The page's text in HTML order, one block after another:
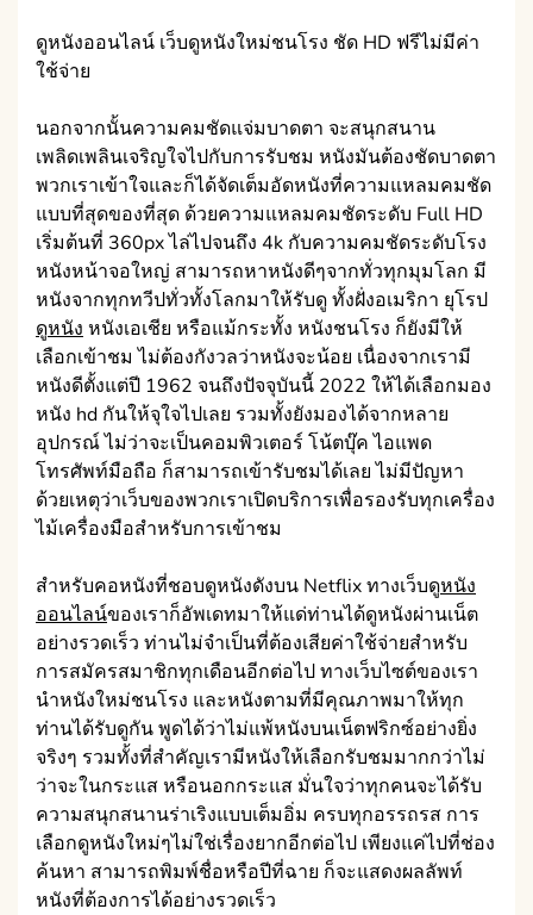
ดูหนังออนไลน์ เว็บดูหนังใหม่ชนโรง ชัด HD ฟรีไม่มีค่า
ใช้จ่าย
นอกจากนั้นความคมชัดแจ่มบาดตา จะสนุกสนาน
เพลิดเพลินเจริญใจไปกับการรับชม หนังมันต้องชัดบาดตา
พวกเราเข้าใจและก็ได้จัดเต็มอัดหนังที่ความแหลมคมชัด
แบบที่สุดของที่สุด ด้วยความแหลมคมชัดระดับ Full HD
เริ่มต้นที่ 360px ไล่ไปจนถึง 4k กับความคมชัดระดับโรง
หนังหน้าจอใหญ่ สามารถหาหนังดีๆจากทั่วทุกมุมโลก มี
หนังจากทุกทวีปทั่วทั้งโลกมาให้รับดู ทั้งฝั่งอเมริกา ยุโรป
ดูหนัง หนังเอเชีย หรือแม้กระทั้ง หนังชนโรง ก็ยังมีให้
เลือกเข้าชม ไม่ต้องกังวลว่าหนังจะน้อย เนื่องจากเรามี
หนังดีตั้งแต่ปี 1962 จนถึงปัจจุบันนี้ 2022 ให้ได้เลือกมอง
หนัง hd กันให้จุใจไปเลย รวมทั้งยังมองได้จากหลาย
อุปกรณ์ ไม่ว่าจะเป็นคอมพิวเตอร์ โน้ตบุ๊ค ไอแพด
โทรศัพท์มือถือ ก็สามารถเข้ารับชมได้เลย ไม่มีปัญหา
ด้วยเหตุว่าเว็บของพวกเราเปิดบริการเพื่อรองรับทุกเครื่อง
ไม้เครื่องมือสำหรับการเข้าชม
สำหรับคอหนังที่ชอบดูหนังดังบน Netflix ทางเว็บดูหนัง
ออนไลน์ของเราก็อัพเดทมาให้แด่ท่านได้ดูหนังผ่านเน็ต
อย่างรวดเร็ว ท่านไม่จำเป็นที่ต้องเสียค่าใช้จ่ายสำหรับ
การสมัครสมาชิกทุกเดือนอีกต่อไป ทางเว็บไซต์ของเรา
นำหนังใหม่ชนโรง และหนังตามที่มีคุณภาพมาให้ทุก
ท่านได้รับดูกัน พูดได้ว่าไม่แพ้หนังบนเน็ตฟริกซ์อย่างยิ่ง
จริงๆ รวมทั้งที่สำคัญเรามีหนังให้เลือกรับชมมากกว่าไม่
ว่าจะในกระแส หรือนอกกระแส มั่นใจว่าทุกคนจะได้รับ
ความสนุกสนานร่าเริงแบบเต็มอิ่ม ครบทุกอรรถรส การ
เลือกดูหนังใหม่ๆไม่ใช่เรื่องยากอีกต่อไป เพียงแค่ไปที่ช่อง
ค้นหา สามารถพิมพ์ชื่อหรือปีที่ฉาย ก็จะแสดงผลลัพท์
หนังที่ต้องการได้อย่างรวดเร็ว